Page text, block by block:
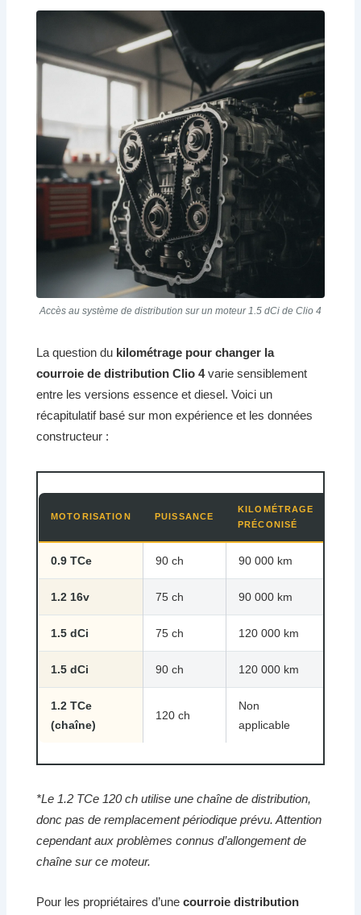
Accès au système de distribution sur un moteur 1.5 dCi de Clio 4
La question du kilométrage pour changer la
courroie de distribution Clio 4varie sensiblement
entre les versions essence et diesel. Voici un
récapitulatif basé sur mon expérience et les données
constructeur :
MOTORISATION PUISSANCE
KILOMÉTRAGE
PRÉCONISÉ
0.9 TCe 90 ch 90 000 km
1.2 16v 75 ch 90 000 km
1.5 dCi 75 ch 120 000 km
1.5 dCi 90 ch 120 000 km
1.2 TCe
(chaîne)
120 ch
Non
applicable
*Le 1.2 TCe 120 ch utilise une chaîne de distribution,
donc pas de remplacement périodique prévu. Attention
cependant aux problèmes connus d’allongement de
chaîne sur ce moteur.
Pour les propriétaires d’unecourroie distribution